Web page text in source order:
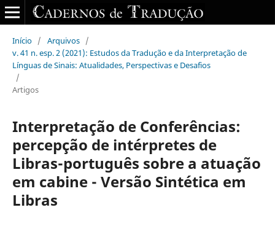
Início / Arquivos /
v. 41 n. esp. 2 (2021): Estudos da Tradução e da Interpretação de
Línguas de Sinais: Atualidades, Perspectivas e Desafios
/
Artigos
Interpretação de Conferências:
percepção de intérpretes de
Libras-português sobre a atuação
em cabine - Versão Sintética em
Libras